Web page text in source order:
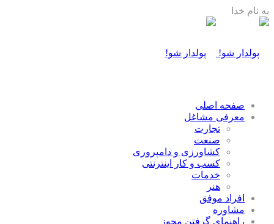
به نام خدا
صفحه اصلی
معرفی مشاغل
تجارت
صنعت
كشاورزی و دامپروری
كسب و كار اينترنتی
خدمات
هنر
افراد موفق
مشاوره
راهنمای گرفتن مجوز